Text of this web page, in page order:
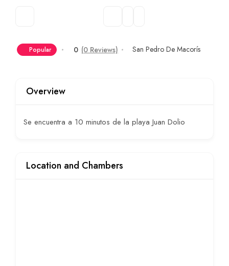
Popular 0 (0 Reviews) San Pedro De Macorís
Overview
Se encuentra a 10 minutos de la playa Juan Dolio
Location and Chambers